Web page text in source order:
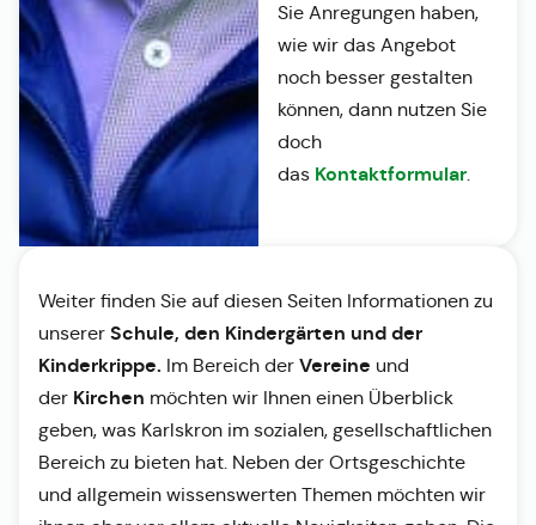
Sie Anregungen haben,
wie wir das Angebot
noch besser gestalten
können, dann nutzen Sie
doch
das Kontaktformular.
Weiter finden Sie auf diesen Seiten Informationen zu
unserer Schule, den Kindergärten und der
Kinderkrippe. Im Bereich der Vereine und
der Kirchen möchten wir Ihnen einen Überblick
geben, was Karlskron im sozialen, gesellschaftlichen
Bereich zu bieten hat. Neben der Ortsgeschichte
und allgemein wissenswerten Themen möchten wir